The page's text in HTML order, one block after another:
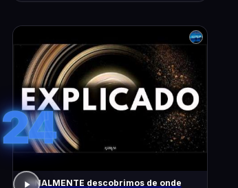
24
FINALMENTE descobrimos de onde